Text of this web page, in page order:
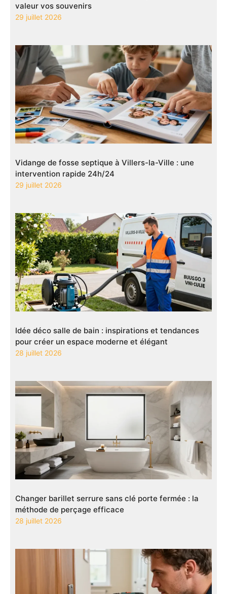
valeur vos souvenirs
29 juillet 2026
Vidange de fosse septique à Villers-la-Ville : une
intervention rapide 24h/24
29 juillet 2026
Idée déco salle de bain : inspirations et tendances
pour créer un espace moderne et élégant
28 juillet 2026
Changer barillet serrure sans clé porte fermée : la
méthode de perçage efficace
28 juillet 2026